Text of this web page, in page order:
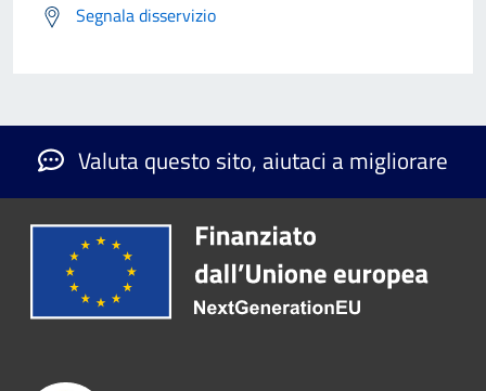
Segnala disservizio
Valuta questo sito, aiutaci a migliorare